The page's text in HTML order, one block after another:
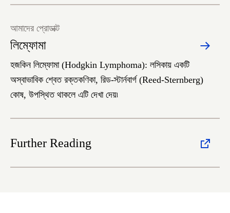
লিম্ফোমা
আমাদের প্রোডাক্ট
হজকিন লিম্ফোমা (Hodgkin Lymphoma): লসিকায় একটি
অস্বাভাবিক শ্বেত রক্তকণিকা, রিড-স্টার্নবার্গ (Reed-Sternberg)
কোষ, উপস্থিত থাকলে এটি দেখা দেয়৷
Further Reading